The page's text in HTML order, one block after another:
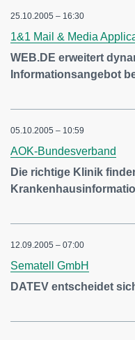
25.10.2005 – 16:30
1&1 Mail & Media
WEB.DE erweitert
Informationsangebot
05.10.2005 – 10:59
AOK-Bundesverband
Die richtige Klinik
12.09.2005 – 07:00
Sematell GmbH
DATEV entscheidet